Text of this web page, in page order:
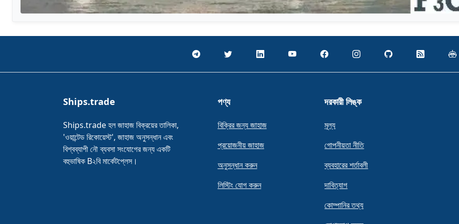
Ships.trade
Ships.trade হল জাহাজ বিক্রয়ের তালিকা,
'ওয়ান্টেড রিকোয়েস্ট', জাহাজ অনুসন্ধান এবং
বিশ্বব্যাপী নৌ ব্যবসা সংযোগের জন্য একটি
বহুভাষিক B২বি মার্কেটপ্লেস।
পণ্য
বিক্রির জন্য জাহাজ
প্রয়োজনীয় জাহাজ
অনুসন্ধান করুন
লিস্টিং যোগ করুন
দরকারী লিঙ্ক
মূল্য
গোপনীয়তা নীতি
ব্যবহারের শর্তাবলী
দাবিত্যাগ
কোম্পানির তথ্য